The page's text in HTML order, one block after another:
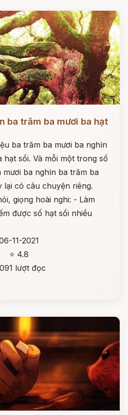
ba trăm ba mươi ba hạt
ba trăm ba mươi ba nghìn
hạt sồi. Và mỗi một trong số
mươi ba nghìn ba trăm ba
lại có câu chuyện riêng.
giọng hoài nghi: - Làm
được số hạt sồi nhiều
11-2021
⭐ 4.8
lượt đọc